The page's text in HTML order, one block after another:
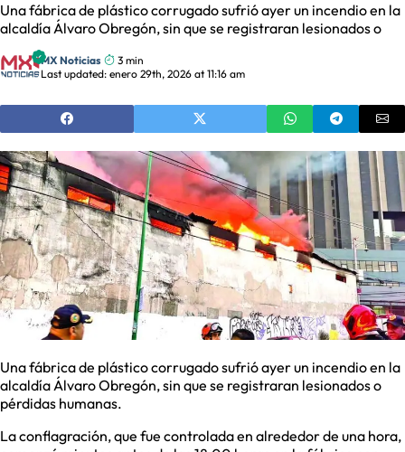
Una fábrica de plástico corrugado sufrió ayer un incendio en la
alcaldía Álvaro Obregón, sin que se registraran lesionados o
MX Noticias
3 min
Last updated: enero 29th, 2026 at 11:16 am
Una fábrica de plástico corrugado sufrió ayer un incendio en la
alcaldía Álvaro Obregón, sin que se registraran lesionados o
pérdidas humanas.
La conflagración, que fue controlada en alrededor de una hora,